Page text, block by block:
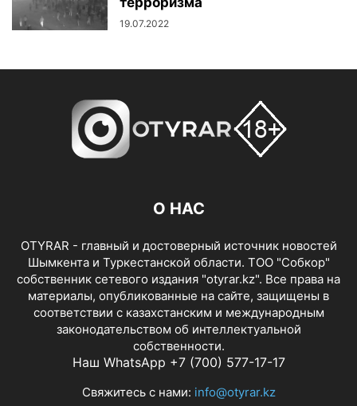
19.07.2022
О НАС
OTYRAR - главный и достоверный источник новостей
Шымкента и Туркестанской области. ТОО "Собкор"
собственник сетевого издания "otyrar.kz". Все права на
материалы, опубликованные на сайте, защищены в
соответствии с казахстанским и международным
законодательством об интеллектуальной
собственности.
Наш WhatsApp +7 (700) 577-17-17
Свяжитесь с нами: info@otyrar.kz